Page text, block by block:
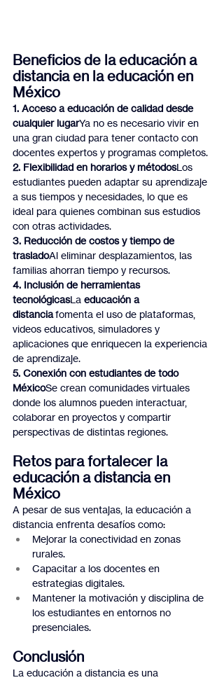
Beneficios de la educación a
distancia en la educación en
México
1. Acceso a educación de calidad desde
cualquier lugarYa no es necesario vivir en
una gran ciudad para tener contacto con
docentes expertos y programas completos.
2. Flexibilidad en horarios y métodosLos
estudiantes pueden adaptar su aprendizaje
a sus tiempos y necesidades, lo que es
ideal para quienes combinan sus estudios
con otras actividades.
3. Reducción de costos y tiempo de
trasladoAl eliminar desplazamientos, las
familias ahorran tiempo y recursos.
4. Inclusión de herramientas
tecnológicasLa educación a
distancia fomenta el uso de plataformas,
videos educativos, simuladores y
aplicaciones que enriquecen la experiencia
de aprendizaje.
5. Conexión con estudiantes de todo
MéxicoSe crean comunidades virtuales
donde los alumnos pueden interactuar,
colaborar en proyectos y compartir
perspectivas de distintas regiones.
Retos para fortalecer la
educación a distancia en
México
A pesar de sus ventajas, la educación a
distancia enfrenta desafíos como:
Mejorar la conectividad en zonas
rurales.
Capacitar a los docentes en
estrategias digitales.
Mantener la motivación y disciplina de
los estudiantes en entornos no
presenciales.
Conclusión
La educación a distancia es una